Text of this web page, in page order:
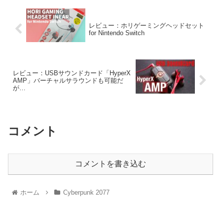
レビュー：ホリゲーミングヘッドセット
for Nintendo Switch
レビュー：USBサウンドカード「HyperX
AMP」バーチャルサラウンドも可能だ
が…
コメント
コメントを書き込む
ホーム Cyberpunk 2077